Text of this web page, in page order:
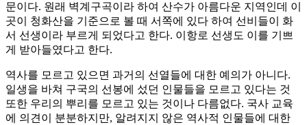
문이다. 원래 벽계구곡이라 하여 산수가 아름다운 지역인데 이
곳이 청화산을 기준으로 볼 때 서쪽에 있다 하여 선비들이 화
서 선생이라 부르게 되었다고 한다. 이항로 선생도 이를 기쁘
게 받아들였다고 한다.
역사를 모르고 있으면 과거의 선열들에 대한 예의가 아니다.
일생을 바쳐 구국의 선봉에 섰던 인물들을 모르고 있다는 것
또한 우리의 뿌리를 모르고 있는 것이나 다름없다. 국사 교육
에 의견이 분분하지만, 알려지지 않은 역사적 인물들에 대한